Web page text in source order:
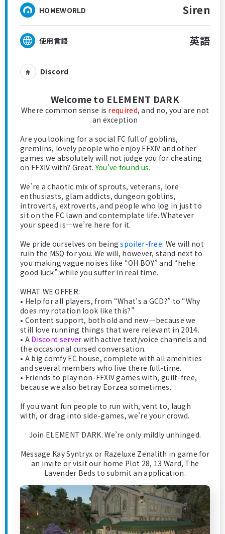
HOMEWORLD Siren
使用言語 英語
Discord
Welcome to ELEMENT DARK
Where common sense is required, and no, you are not
an exception
Are you looking for a social FC full of goblins,
gremlins, lovely people who enjoy FFXIV and other
games we absolutely will not judge you for cheating
on FFXIV with? Great.You’ve found us.
We’re a chaotic mix of sprouts, veterans, lore
enthusiasts, glam addicts, dungeon goblins,
introverts, extroverts, and people who log in just to
sit on the FC lawn and contemplate life. Whatever
your speed is—we’re here for it.
We pride ourselves on beingspoiler-free. We will not
ruin the MSQ for you. We will, however, stand next to
you making vague noises like “OH BOY” and “hehe
good luck” while you suffer in real time.
WHAT WE OFFER:
• Help for all players, from “What’s a GCD?” to “Why
does my rotation look like this?”
• Content support, both old and new—because we
still love running things that were relevant in 2014.
• A Discord server with active text/voice channels and
the occasional cursed conversation.
• A big comfy FC house, complete with all amenities
and several members who live there full-time.
• Friends to play non-FFXIV games with, guilt-free,
because we also betray Eorzea sometimes.
If you want fun people to run with, vent to, laugh
with, or drag into side-games, we’re your crowd.
Join ELEMENT DARK. We’re only mildly unhinged.
Message Kay Syntryx or Razeluxe Zenalith in game for
an invite or visit our home Plot 28, 13 Ward, The
Lavender Beds to submit an application.